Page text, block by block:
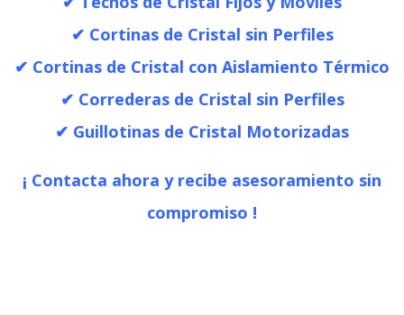
✔ Cortinas de Cristal sin Perfiles
✔ Cortinas de Cristal con Aislamiento Térmico
✔ Correderas de Cristal sin Perfiles
✔ Guillotinas de Cristal Motorizadas
¡ Contacta ahora y recibe asesoramiento sin
compromiso !